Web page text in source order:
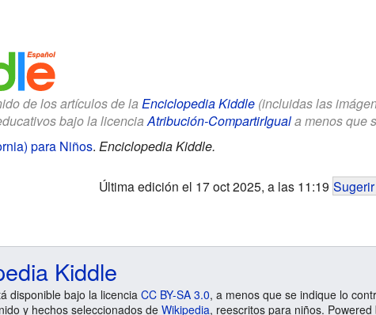
de los artículos de la Enciclopedia Kiddle(incluidas las
bajo la licenciaAtribución-CompartirIguala menos que
para Niños. Enciclopedia Kiddle.
Última edición el 17 oct 2025, a las 11:19
Kiddle
disponible bajo la licencia CC BY-SA 3.0, a menos que se indique lo
y hechos seleccionados deWikipedia, reescritos para niños. Powered